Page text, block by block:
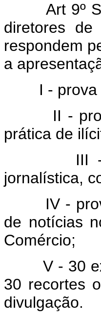
Art 9º
diretores de
respondem
a
I - prova
II - prova
prática de
III -
jornalística,
IV - prova
de notícias
Comércio;
V - 30
30 recortes
divulgação.